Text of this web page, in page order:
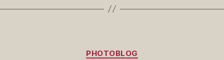
Kategorien
PHOTOBLOG